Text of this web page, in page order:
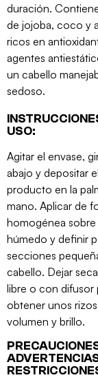
duración.
de jojoba, coco y
ricos en
agentes
un cabello
sedoso.
USO:
Agitar el envase,
abajo y depositar el
producto en la
mano. Aplicar de
homogénea
húmedo y definir
secciones
cabello. Dejar
libre o con difusor
obtener unos
volumen y brillo.